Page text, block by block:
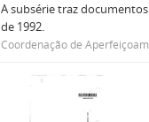
A subsérie traz
de 1992.
Coordenação de